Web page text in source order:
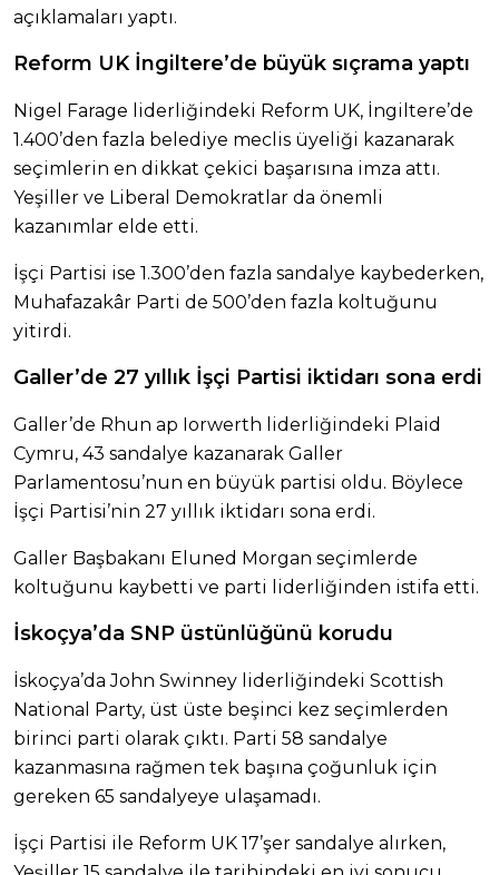
açıklamaları yaptı.
Reform UK İngiltere’de büyük sıçrama yaptı
Nigel Farage liderliğindeki Reform UK, İngiltere’de
1.400’den fazla belediye meclis üyeliği kazanarak
seçimlerin en dikkat çekici başarısına imza attı.
Yeşiller ve Liberal Demokratlar da önemli
kazanımlar elde etti.
İşçi Partisi ise 1.300’den fazla sandalye kaybederken,
Muhafazakâr Parti de 500’den fazla koltuğunu
yitirdi.
Galler’de 27 yıllık İşçi Partisi iktidarı sona erdi
Galler’de Rhun ap Iorwerth liderliğindeki Plaid
Cymru, 43 sandalye kazanarak Galler
Parlamentosu’nun en büyük partisi oldu. Böylece
İşçi Partisi’nin 27 yıllık iktidarı sona erdi.
Galler Başbakanı Eluned Morgan seçimlerde
koltuğunu kaybetti ve parti liderliğinden istifa etti.
İskoçya’da SNP üstünlüğünü korudu
İskoçya’da John Swinney liderliğindeki Scottish
National Party, üst üste beşinci kez seçimlerden
birinci parti olarak çıktı. Parti 58 sandalye
kazanmasına rağmen tek başına çoğunluk için
gereken 65 sandalyeye ulaşamadı.
İşçi Partisi ile Reform UK 17’şer sandalye alırken,